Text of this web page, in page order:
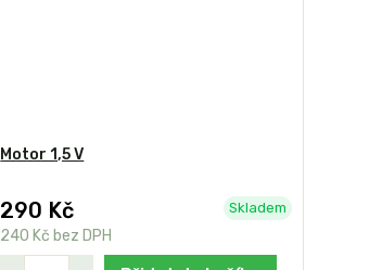
Motor 1,5 V
290 Kč
240 Kč bez DPH
Skladem